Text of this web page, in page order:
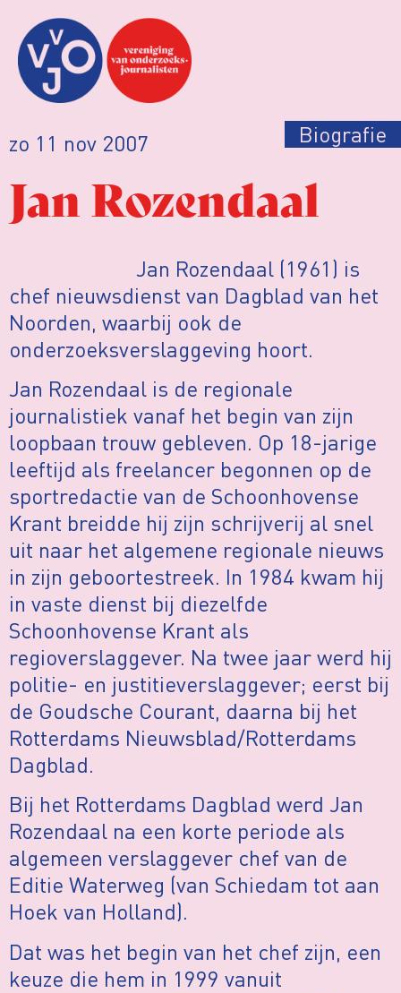
zo 11 nov 2007 Biografie
Jan Rozendaal
Jan Rozendaal (1961) is
chef nieuwsdienst van Dagblad van het
Noorden, waarbij ook de
onderzoeksverslaggeving hoort.
Jan Rozendaal is de regionale
journalistiek vanaf het begin van zijn
loopbaan trouw gebleven. Op 18-jarige
leeftijd als freelancer begonnen op de
sportredactie van de Schoonhovense
Krant breidde hij zijn schrijverij al snel
uit naar het algemene regionale nieuws
in zijn geboortestreek. In 1984 kwam hij
in vaste dienst bij diezelfde
Schoonhovense Krant als
regioverslaggever. Na twee jaar werd hij
politie- en justitieverslaggever; eerst bij
de Goudsche Courant, daarna bij het
Rotterdams Nieuwsblad/Rotterdams
Dagblad.
Bij het Rotterdams Dagblad werd Jan
Rozendaal na een korte periode als
algemeen verslaggever chef van de
Editie Waterweg (van Schiedam tot aan
Hoek van Holland).
Dat was het begin van het chef zijn, een
keuze die hem in 1999 vanuit